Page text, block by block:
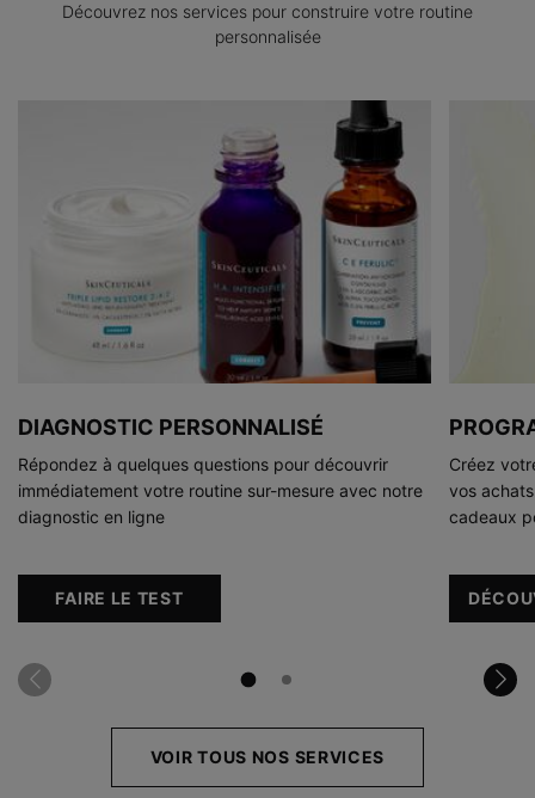
Découvrez nos services pour construire votre routine
personnalisée
DIAGNOSTIC PERSONNALISÉ
Répondez à quelques questions pour découvrir
immédiatement votre routine sur-mesure avec notre
diagnostic en ligne
FAIRE LE TEST
Créez
vos
cadeaux
VOIR TOUS NOS SERVICES